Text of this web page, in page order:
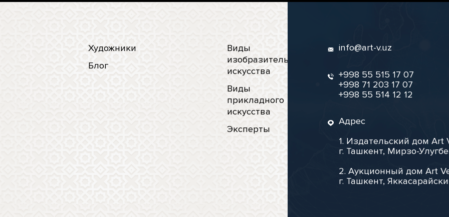
Художники
Блог
Виды
изобразительного
искусства
Виды
прикладного
искусства
Эксперты
info@art-v.uz
+998 55 515 17 07
+998 71 203 17 07
+998 55 514 12 12
Адрес
1. Издательский дом Art
г. Ташкент, Мирзо-
2. Аукционный дом Art
г. Ташкент,